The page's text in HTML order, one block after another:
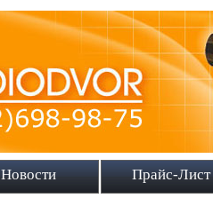
Новости Прайс-Лист